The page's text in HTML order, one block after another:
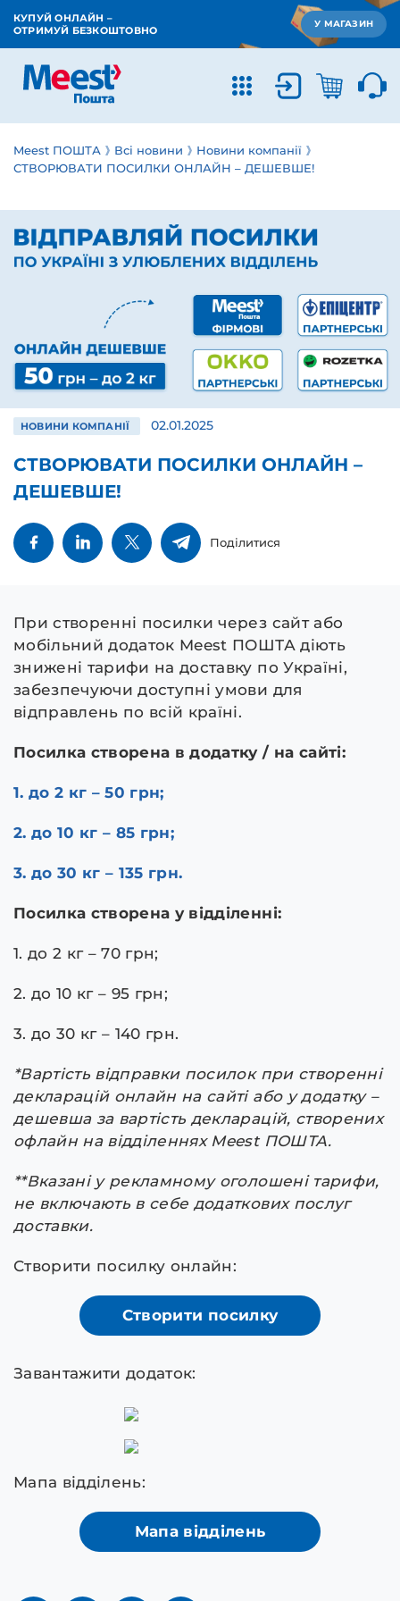
КУПУЙ ОНЛАЙН –
ОТРИМУЙ БЕЗКОШТОВНО
У МАГАЗИН
Meest ПОШТА Всі новини
Новини компанії
СТВОРЮВАТИ ПОСИЛКИ ОНЛАЙН – ДЕШЕВШЕ!
НОВИНИ КОМПАНІЇ 02.01.2025
СТВОРЮВАТИ ПОСИЛКИ ОНЛАЙН –
ДЕШЕВШЕ!
Поділитися
При створенні посилки через сайт або
мобільний додаток Meest ПОШТА діють
знижені тарифи на доставку по Україні,
забезпечуючи доступні умови для
відправлень по всій країні.
Посилка створена в додатку / на сайті:
1. до 2 кг – 50 грн;
2. до 10 кг – 85 грн;
3. до 30 кг – 135 грн.
Посилка створена у відділенні:
1. до 2 кг – 70 грн;
2. до 10 кг – 95 грн;
3. до 30 кг – 140 грн.
*Вартість відправки посилок при створенні
декларацій онлайн на сайті або у додатку –
дешевша за вартість декларацій, створених
офлайн на відділеннях Meest ПОШТА.
**Вказані у рекламному оголошені тарифи,
не включають в себе додаткових послуг
доставки.
Створити посилку онлайн:
Створити посилку
Завантажити додаток:
Мапа відділень:
Мапа відділень